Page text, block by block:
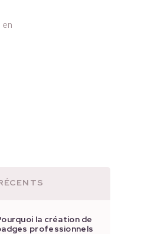
en
la création de
professionnels